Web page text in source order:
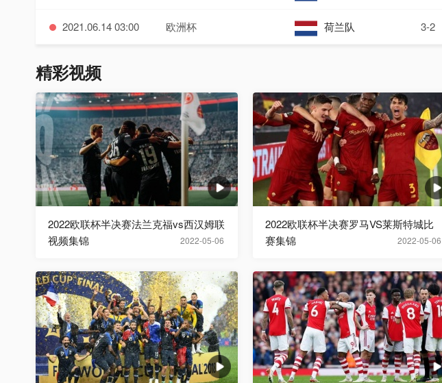
2021.06.14 03:00 欧洲杯 荷兰队 3-2
精彩视频
2022-05-06
2022欧联杯半决赛法兰克福vs西汉姆联
视频集锦
2022-05-06
2022欧联杯半决赛罗马VS莱斯特城比
赛集锦